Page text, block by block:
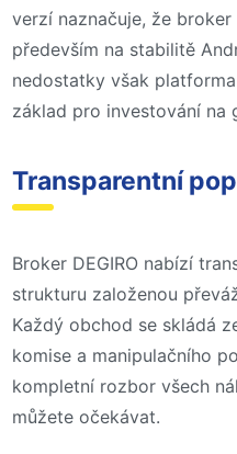
verzí naznačuje, že
především na stabilitě
nedostatky však
základ pro investování na
Transparentní
Broker DEGIRO nabízí
strukturu založenou
Každý obchod se skládá
komise a manipulačního
kompletní rozbor všech
můžete očekávat.